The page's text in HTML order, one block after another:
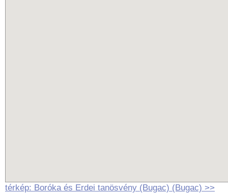
térkép: Boróka és Erdei tanösvény (Bugac) (Bugac) >>